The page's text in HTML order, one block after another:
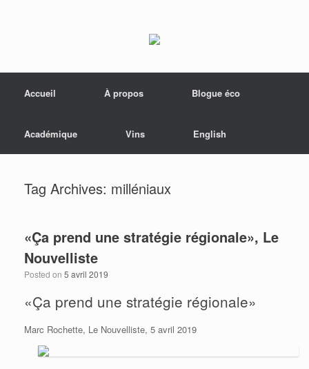
Accueil
À propos Blogue éco
Académique Vins English
Tag Archives: milléniaux
«Ça prend une stratégie régionale», Le
Nouvelliste
Posted on 5 avril 2019
«Ça prend une stratégie régionale»
Marc Rochette, Le Nouvelliste, 5 avril 2019